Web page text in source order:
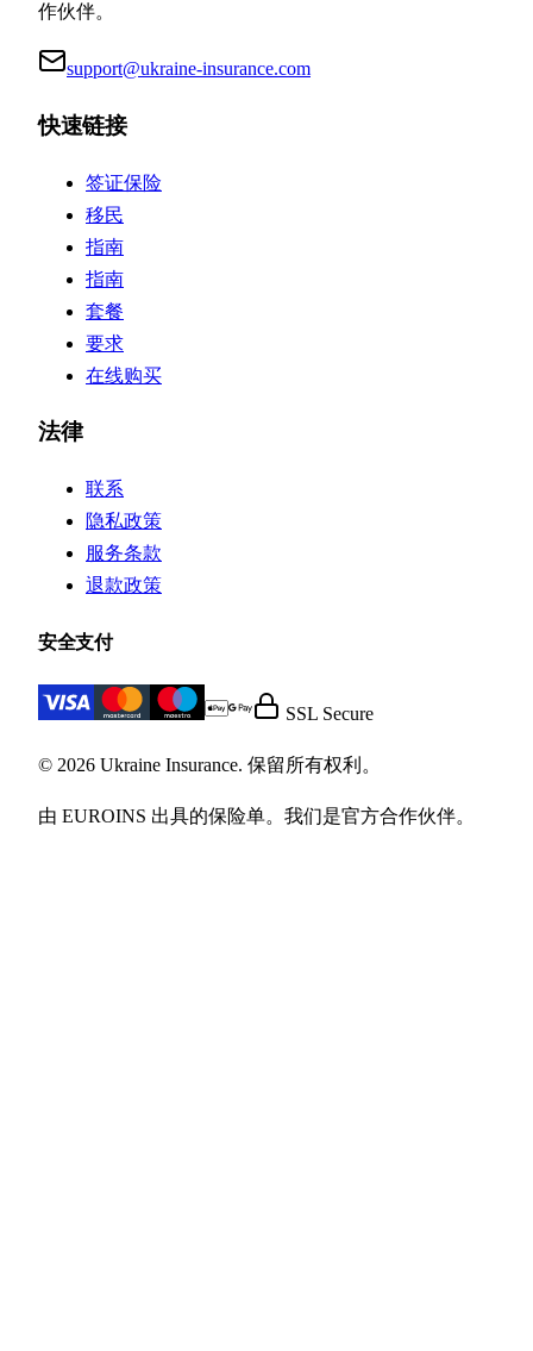
作伙伴。
support@ukraine-insurance.com
快速链接
签证保险
移民
指南
指南
套餐
要求
在线购买
法律
联系
隐私政策
服务条款
退款政策
安全支付
SSL Secure
© 2026 Ukraine Insurance. 保留所有权利。
由 EUROINS 出具的保险单。我们是官方合作伙伴。